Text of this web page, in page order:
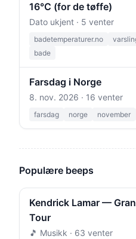
16°C (for de tøffe)
Dato ukjent · 5 venter
badetemperaturer.no
bade
Farsdag i Norge
8. nov. 2026 · 16 venter
farsdag norge november
Populære beeps
Kendrick Lamar —
Tour
🎵 Musikk · 63 venter